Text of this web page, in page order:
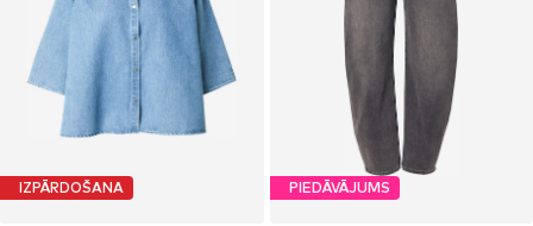
IZPĀRDOŠANA PIEDĀVĀJUMS